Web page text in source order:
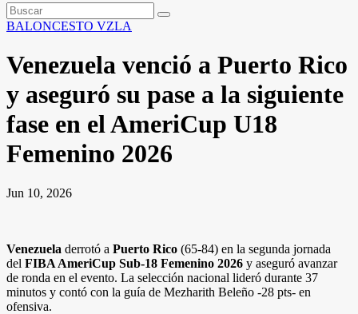
BALONCESTO VZLA
Venezuela venció a Puerto Rico
y aseguró su pase a la siguiente
fase en el AmeriCup U18
Femenino 2026
Jun 10, 2026
Venezuela derrotó a Puerto Rico (65-84) en la segunda jornada
del FIBA AmeriCup Sub-18 Femenino 2026 y aseguró avanzar
de ronda en el evento. La selección nacional lideró durante 37
minutos y contó con la guía de Mezharith Beleño -28 pts- en
ofensiva.